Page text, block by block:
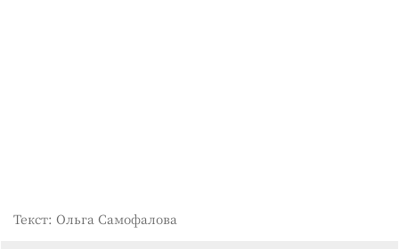
Текст: Ольга Самофалова